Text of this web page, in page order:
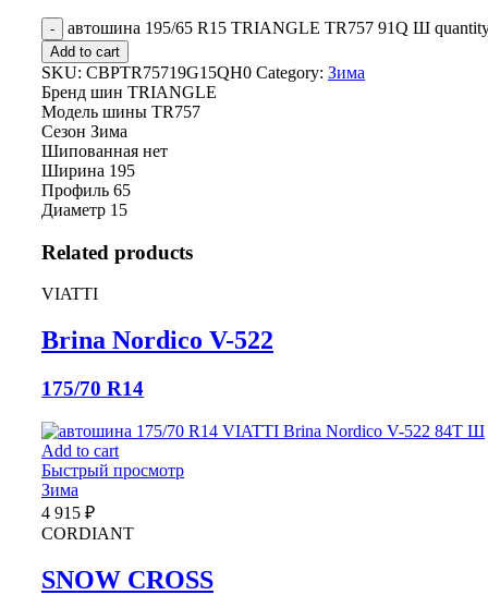
автошина 195/65 R15 TRIANGLE TR757 91Q Ш
Add to cart
SKU: CBPTR75719G15QH0 Category: Зима
Бренд шин TRIANGLE
Модель шины TR757
Сезон Зима
Шипованная нет
Ширина 195
Профиль 65
Диаметр 15
Related products
VIATTI
Brina Nordico V-522
175/70 R14
Add to cart
Быстрый просмотр
Зима
4 915 ₽
CORDIANT
SNOW CROSS